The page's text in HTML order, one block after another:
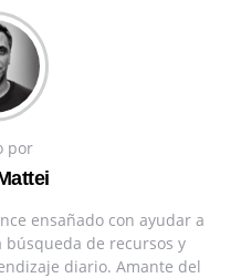
por
ensañado con ayudar a
búsqueda de recursos y
diario. Amante del